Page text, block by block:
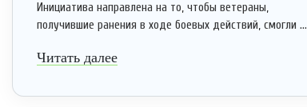
Инициатива направлена на то, чтобы ветераны,
получившие ранения в ходе боевых действий, смогли ...
Читать далее